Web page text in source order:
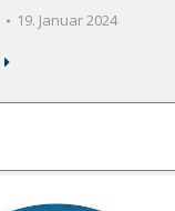
19. Januar 2024